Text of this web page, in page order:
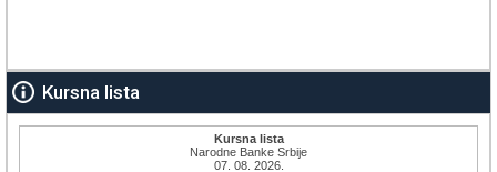
Kursna lista